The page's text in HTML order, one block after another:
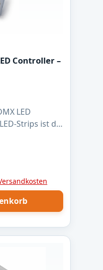
Controller –
LED
Strips ist die
PWM-
eine absolut
– auch bei
Der
Dank